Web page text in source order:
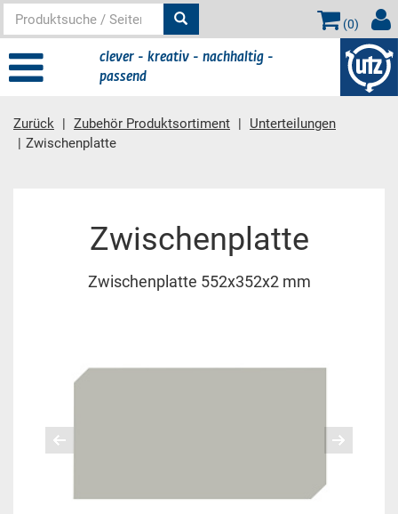
(0)
clever - kreativ - nachhaltig -
passend
Zurück Zubehör Produktsortiment
Unterteilungen
Zwischenplatte
Zwischenplatte
Zwischenplatte 552x352x2 mm